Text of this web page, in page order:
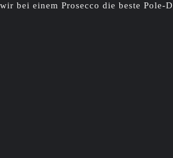
bei einem Prosecco die beste Pole-